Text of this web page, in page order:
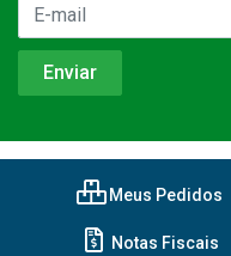
Meus Pedidos
Notas Fiscais